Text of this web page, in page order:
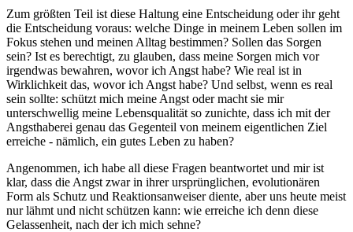
Zum größten Teil ist diese Haltung eine Entscheidung oder ihr geht
die Entscheidung voraus: welche Dinge in meinem Leben sollen im
Fokus stehen und meinen Alltag bestimmen? Sollen das Sorgen
sein? Ist es berechtigt, zu glauben, dass meine Sorgen mich vor
irgendwas bewahren, wovor ich Angst habe? Wie real ist in
Wirklichkeit das, wovor ich Angst habe? Und selbst, wenn es real
sein sollte: schützt mich meine Angst oder macht sie mir
unterschwellig meine Lebensqualität so zunichte, dass ich mit der
Angsthaberei genau das Gegenteil von meinem eigentlichen Ziel
erreiche - nämlich, ein gutes Leben zu haben?
Angenommen, ich habe all diese Fragen beantwortet und mir ist
klar, dass die Angst zwar in ihrer ursprünglichen, evolutionären
Form als Schutz und Reaktionsanweiser diente, aber uns heute meist
nur lähmt und nicht schützen kann: wie erreiche ich denn diese
Gelassenheit, nach der ich mich sehne?